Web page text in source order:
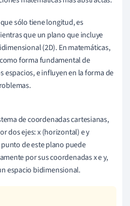
sólo tiene longitud, es
que un plano que incluye
(2D). En matemáticas,
forma fundamental de
espacios, e influyen en la forma de
de coordenadas cartesianas,
dos ejes: x (horizontal) e y
de este plano puede
por sus coordenadas x e y,
espacio bidimensional.